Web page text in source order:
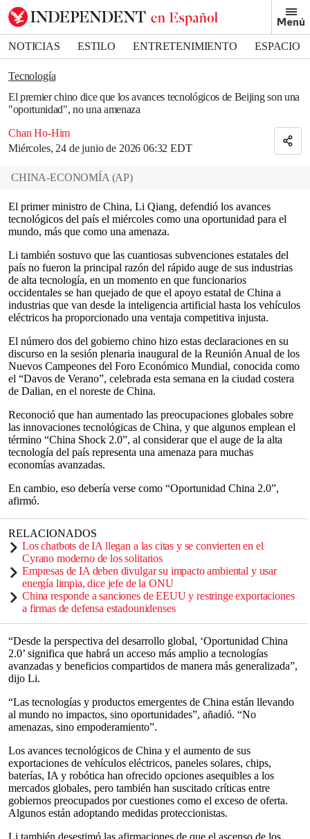
Menú
NOTICIAS ESTILO ENTRETENIMIENTO
ESPACIO
DEPORTES
Tecnología
El premier chino dice que los avances tecnológicos de Beijing son una
"oportunidad", no una amenaza
Chan Ho-Him
Miércoles, 24 de junio de 2026 06:32 EDT
Bookmark popover
Removed from bookmarks
Close popover
CHINA-ECONOMÍA (AP)
El primer ministro de China, Li Qiang, defendió los avances
tecnológicos del país el miércoles como una oportunidad para el
mundo, más que como una amenaza.
Li también sostuvo que las cuantiosas subvenciones estatales del
país no fueron la principal razón del rápido auge de sus industrias
de alta tecnología, en un momento en que funcionarios
occidentales se han quejado de que el apoyo estatal de China a
industrias que van desde la inteligencia artificial hasta los vehículos
eléctricos ha proporcionado una ventaja competitiva injusta.
El número dos del gobierno chino hizo estas declaraciones en su
discurso en la sesión plenaria inaugural de la Reunión Anual de los
Nuevos Campeones del Foro Económico Mundial, conocida como
el “Davos de Verano”, celebrada esta semana en la ciudad costera
de Dalian, en el noreste de China.
Reconoció que han aumentado las preocupaciones globales sobre
las innovaciones tecnológicas de China, y que algunos emplean el
término “China Shock 2.0”, al considerar que el auge de la alta
tecnología del país representa una amenaza para muchas
economías avanzadas.
En cambio, eso debería verse como “Oportunidad China 2.0”,
afirmó.
RELACIONADOS
Los chatbots de IA llegan a las citas y se convierten en el
Cyrano moderno de los solitarios
Empresas de IA deben divulgar su impacto ambiental y usar
energía limpia, dice jefe de la ONU
China responde a sanciones de EEUU y restringe exportaciones
a firmas de defensa estadounidenses
“Desde la perspectiva del desarrollo global, ‘Oportunidad China
2.0’ significa que habrá un acceso más amplio a tecnologías
avanzadas y beneficios compartidos de manera más generalizada”,
dijo Li.
“Las tecnologías y productos emergentes de China están llevando
al mundo no impactos, sino oportunidades”, añadió. “No
amenazas, sino empoderamiento”.
Los avances tecnológicos de China y el aumento de sus
exportaciones de vehículos eléctricos, paneles solares, chips,
baterías, IA y robótica han ofrecido opciones asequibles a los
mercados globales, pero también han suscitado críticas entre
gobiernos preocupados por cuestiones como el exceso de oferta.
Algunos están adoptando medidas proteccionistas.
Li también desestimó las afirmaciones de que el ascenso de los